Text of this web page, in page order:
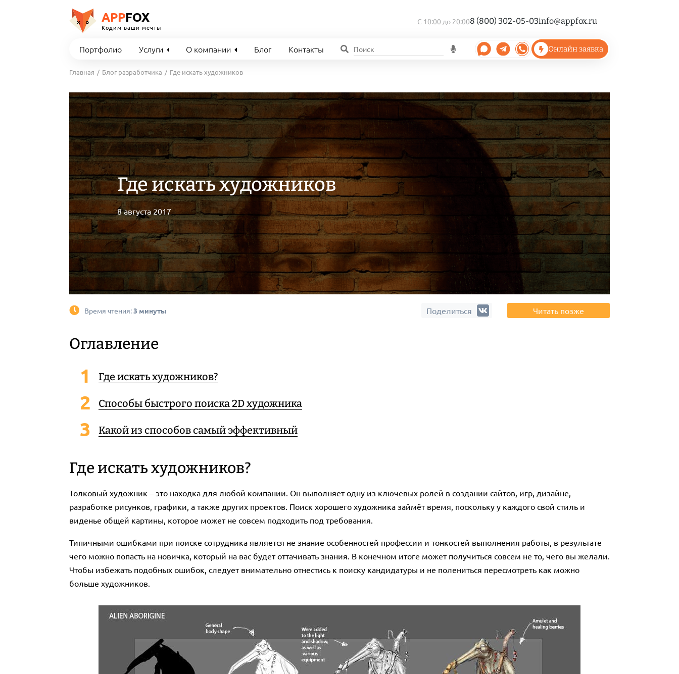
APPFOX
Кодим ваши мечты
С 10:00 до 20:008 (800) 302-05-03info@appfox.ru
Портфолио Услуги О компании Блог Контакты Онлайн заявка
Главная Блог разработчика Где искать художников
Где искать художников
8 августа 2017
Время чтения:3 минуты Поделиться Читать позже
Оглавление
Где искать художников?
Способы быстрого поиска 2D художника
Какой из способов самый эффективный
Где искать художников?
Толковый художник – это находка для любой компании. Он выполняет одну из ключевых ролей в создании сайтов, игр, дизайне,
разработке рисунков, графики, а также других проектов. Поиск хорошего художника займёт время, поскольку у каждого свой стиль и
виденье общей картины, которое может не совсем подходить под требования.
Типичными ошибками при поиске сотрудника является не знание особенностей профессии и тонкостей выполнения работы, в результате
чего можно попасть на новичка, который на вас будет оттачивать знания. В конечном итоге может получиться совсем не то, чего вы желали.
Чтобы избежать подобных ошибок, следует внимательно отнестись к поиску кандидатуры и не полениться пересмотреть как можно
больше художников.